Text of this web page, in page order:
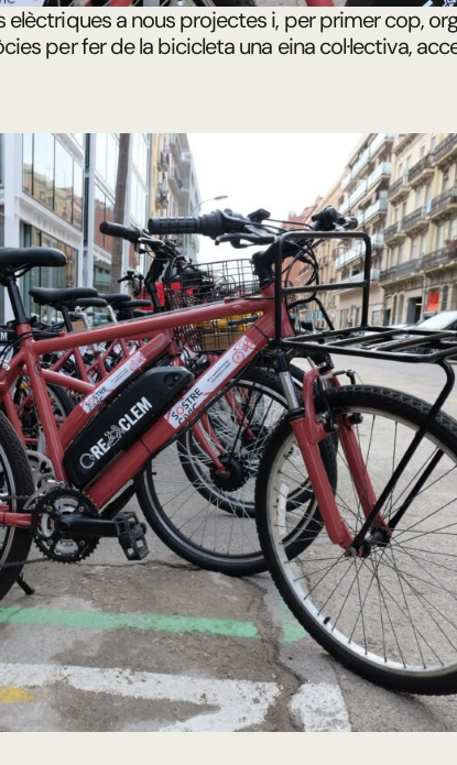
a nous projectes i, per primer cop,
per fer de la bicicleta una eina col·lectiva,